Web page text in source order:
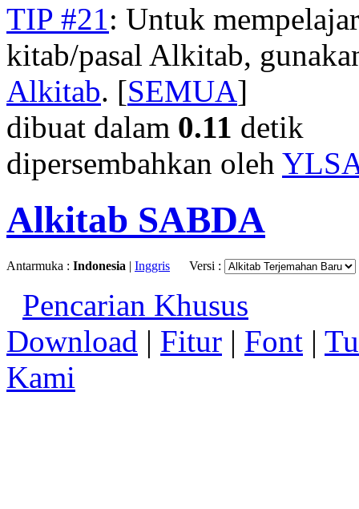
TIP #21: Untuk
kitab/pasal Alkitab,
Alkitab. [SEMUA]
dibuat dalam 0.11 detik
dipersembahkan oleh
Alkitab SABDA
Antarmuka : Indonesia | Inggris Versi :
Pencarian Khusus
Download | Fitur | Font |
Kami